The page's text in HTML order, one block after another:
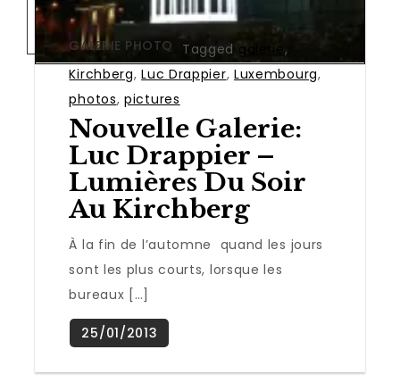
GALERIE PHOTO Tagged galerie ,
Kirchberg,Luc Drappier, Luxembourg,
photos,pictures
Nouvelle Galerie:
Luc Drappier –
Lumières Du Soir
Au Kirchberg
À la fin de l’automne quand les jours
sont les plus courts, lorsque les
bureaux […]